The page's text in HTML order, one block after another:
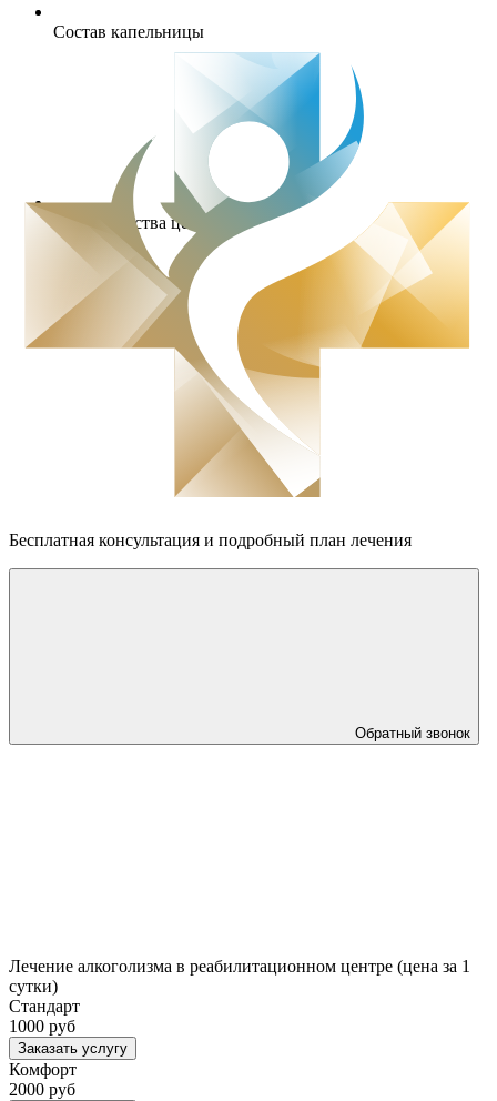
Состав капельницы
Преимущества центра
Бесплатная консультация и подробный план лечения
Обратный звонок
Лечение алкоголизма в реабилитационном центре (цена за 1
сутки)
Стандарт
1000 руб
Заказать услугу
Комфорт
2000 руб